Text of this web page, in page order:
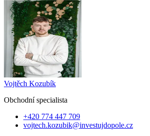
Vojtěch Kozubík
Obchodní specialista
+420 774 447 709
vojtech.kozubik@investujdopole.cz